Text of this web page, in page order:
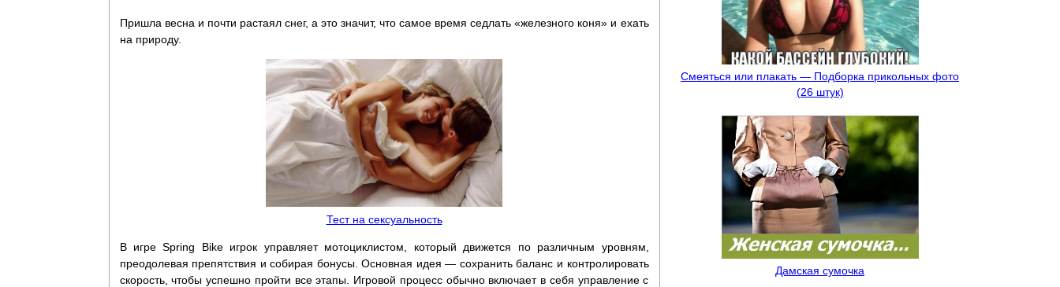
Пришла весна и почти растаял снег, а это значит, что самое время седлать «железного коня» и ехать
на природу.
Тест на сексуальность
В игре Spring Bike игрок управляет мотоциклистом, который движется по различным уровням,
преодолевая препятствия и собирая бонусы. Основная идея — сохранить баланс и контролировать
скорость, чтобы успешно пройти все этапы. Игровой процесс обычно включает в себя управление с
Смеяться или плакать — Подборка прикольных фото
(26 штук)
Дамская сумочка